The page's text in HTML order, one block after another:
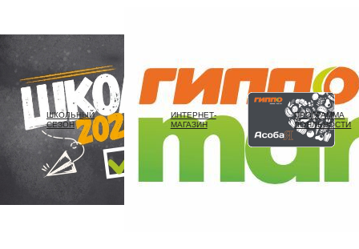
ШКОЛЬНЫЙ
СЕЗОН
ИНТЕРНЕТ-
МАГАЗИН
ПРОГРАММА
ЛОЯЛЬНОСТИ